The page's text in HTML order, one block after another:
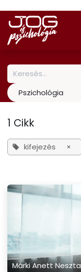
Skip to Content
Pszichológia
1 Cikk
kifejezés ×
Márki Anett Neszta